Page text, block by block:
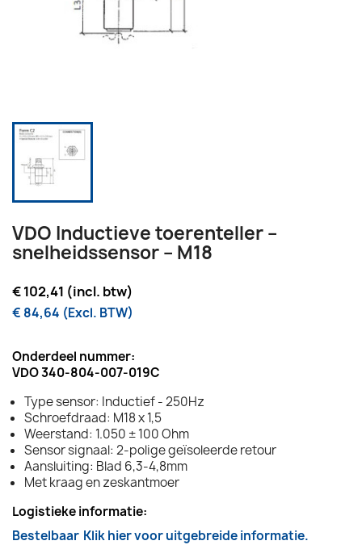
VDO Inductieve toerenteller –
snelheidssensor – M18
€ 102,41 (incl. btw)
€ 84,64 (Excl. BTW)
Onderdeel nummer:
VDO 340-804-007-019C
Type sensor: Inductief - 250Hz
Schroefdraad: M18 x 1,5
Weerstand: 1.050 ± 100 Ohm
Sensor signaal: 2-polige geïsoleerde retour
Aansluiting: Blad 6,3-4,8mm
Met kraag en zeskantmoer
Logistieke informatie:
Bestelbaar Klik hier voor uitgebreide informatie.